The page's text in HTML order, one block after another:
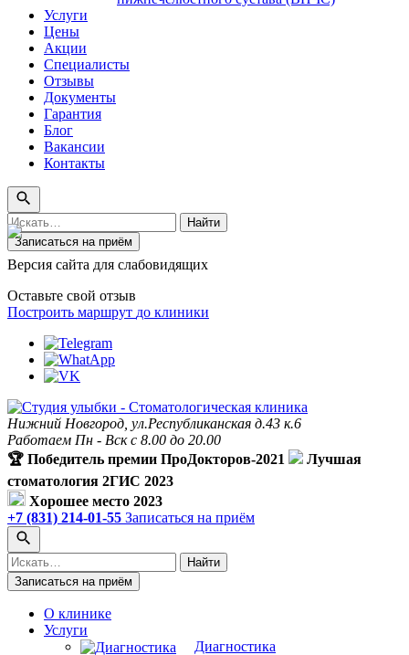
Услуги
Цены
Акции
Специалисты
Отзывы
Документы
Гарантия
Блог
Вакансии
Контакты
Поиск
по
сайту
Найти
Записаться на приём
Версия сайта для слабовидящих
Оставьте свой отзыв
Построить маршрут до клиники
Нижний Новгород, ул.Республиканская д.43 к.6
Работаем Пн - Вск с 8.00 до 20.00
🏆 Победитель премии ПроДокторов-2021
Лучшая
стоматология 2ГИС 2023
Хорошее место 2023
+7 (831) 214-01-55 Записаться на приём
Поиск
по
сайту
Найти
Записаться на приём
О клинике
Услуги
Диагностика